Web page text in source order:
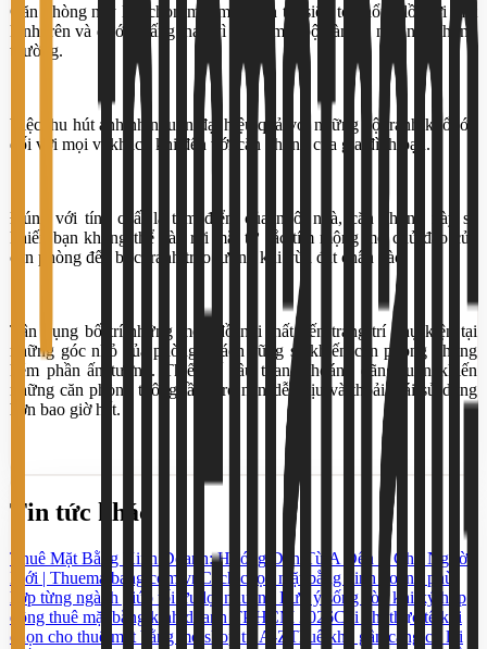
Căn phòng này lựa chọn một mẫu bàn trà siêu to khổng lồ, với mặt
kính trên và dưới 2 tấng thay vì bố trí một bộ bàn trà nhỏ như thông
thường.
Việc thu hút ánh nhìn luôn đạt hiệu quả với những bộ tranh khổ lớn
đối với mọi vị khách khi đến với căn phòng của gia đình bạn.
Đúng với tính chất là tâm điểm của ngôi nhà, căn phòng này sẽ
khiến bạn không thể nào rời mắt từ sắc tím mộng mơ chủ đạo của
căn phòng đến bức tranh treo tường khi vừa đặt chân vào.
Tận dụng bố trí những món đồ nội thất đến trang trí phụ kiện tại
những góc nhỏ của phòng khách cũng sẽ khiến căn phòng không
kém phần ấn tượng. Thiết kế cầu thang thoáng đãng luôn khiến
những căn phòng thông tầng trở nên dễ chịu và thoải mái sử dụng
hơn bao giờ hết.
Tin tức khác
Thuê Mặt Bằng Kinh Doanh: Hướng Dẫn Từ A Đến Z Cho Người
Mới | Thuematbang.com.vn Cách chọn mặt bằng kinh doanh phù
hợp từng ngành giúp tối ưu lợi nhuận 5 Lưu ý sống còn khi ký hợp
đồng thuê mặt bằng kinh doanh TP.HCM 2026Chi phí thực tế khi
chọn cho thuê mặt bằng mở shop từ A-Z Thuê kho gần cảng có lợi